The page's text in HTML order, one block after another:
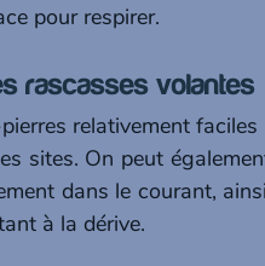
pour respirer.
rascasses volantes
relativement faciles
sites. On peut
dans le courant,
à la dérive.